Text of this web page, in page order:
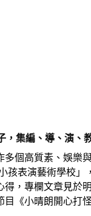
集編、導、演
個高質素、娛樂
孩表演藝術學校
，專欄文章見於
《小晴朗開心打怪